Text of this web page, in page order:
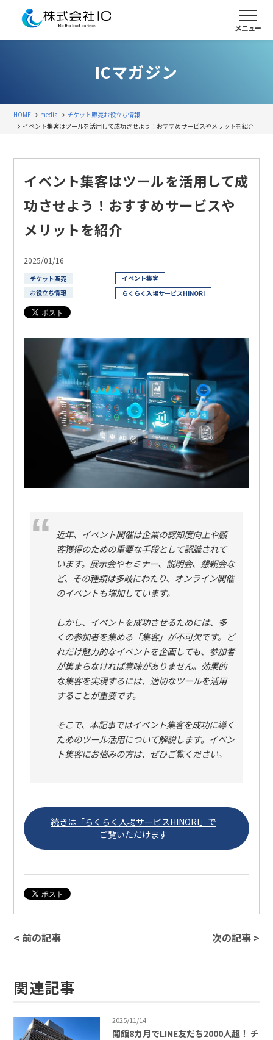
メニュー
ICマガジン
HOME media チケット販売お役立ち情報
イベント集客はツールを活用して成功させよう！おすすめサービスやメリットを紹介
イベント集客はツールを活用して成
功させよう！おすすめサービスや
メリットを紹介
2025/01/16
チケット販売
お役立ち情報
イベント集客
らくらく入場サービスHINORI
近年、イベント開催は企業の認知度向上や顧
客獲得のための重要な手段として認識されて
います。展示会やセミナー、説明会、懇親会な
ど、その種類は多岐にわたり、オンライン開催
のイベントも増加しています。
しかし、イベントを成功させるためには、多
くの参加者を集める「集客」が不可欠です。ど
れだけ魅力的なイベントを企画しても、参加者
が集まらなければ意味がありません。効果的
な集客を実現するには、適切なツールを活用
することが重要です。
そこで、本記事ではイベント集客を成功に導く
ためのツール活用について解説します。イベン
ト集客にお悩みの方は、ぜひご覧ください。
続きは「らくらく入場サービスHINORI」で
ご覧いただけます
< 前の記事 次の記事 >
関連記事
2025/11/14
開館8カ月でLINE友だち2000人超！ チ